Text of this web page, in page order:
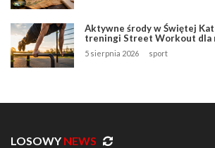
Aktywne środy w Świętej
treningi Street Workout dla
5 sierpnia 2026 sport
LOSOWY NEWS